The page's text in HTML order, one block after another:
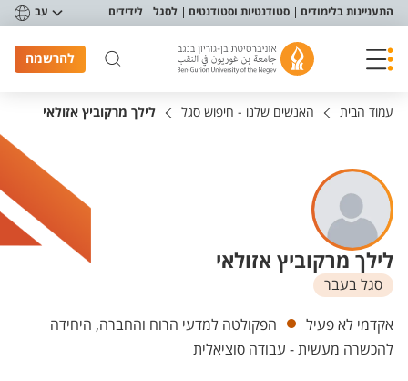
תפריט נגישות
התעניינות בלימודים סטודנטיות וסטודנטים לסגל לידידים עב
להרשמה
עמוד הבית האנשים שלנו - חיפוש סגל לילך מרקוביץ אזולאי
לילך מרקוביץ אזולאי
סגל בעבר
יחידות
אקדמי לא פעיל
הפקולטה למדעי הרוח והחברה, היחידה
להכשרה מעשית - עבודה סוציאלית